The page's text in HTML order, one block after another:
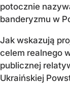
potocznie
banderyzmu w
Jak wskazują
celem realnego
publicznej
Ukraińskiej